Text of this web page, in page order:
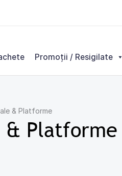
Promoții / Resigilate
& Platforme
& Platforme